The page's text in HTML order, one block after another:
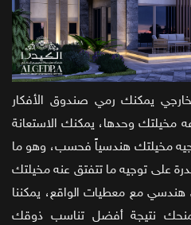
يمكنك رمي صندوق الأفكار
مخيلتك وحدها، يمكنك الاستعانة
مخيلتك هندسياً فحسب، وهو ما
على توجيه ما تتفتق عنه مخيلتك
مع معطيات الواقع، يمكننا
نتيجة أفضل تناسب ذوقك